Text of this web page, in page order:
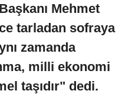
Mehmet
tarladan sofraya
zamanda
milli ekonomi
taşıdır" dedi.